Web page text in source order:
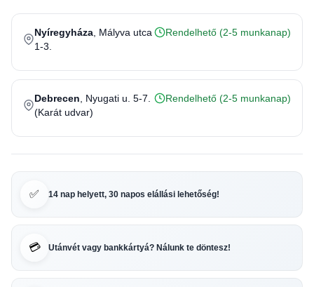
Nyíregyháza , Mályva utca
1-3.
Rendelhető (2-5 munkanap)
Debrecen , Nyugati u. 5-7.
(Karát udvar)
Rendelhető (2-5 munkanap)
✅ 14 nap helyett, 30 napos elállási lehetőség!
💳 Utánvét vagy bankkártyá? Nálunk te döntesz!